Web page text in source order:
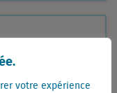
votre expérience